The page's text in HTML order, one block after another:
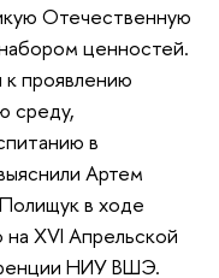
Отечественную
ценностей.
проявлению
среду,
в
Артем
в ходе
XVI Апрельской
НИУ ВШЭ.